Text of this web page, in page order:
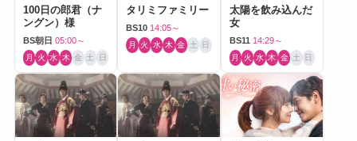
100日の郎君（ナ
ングン）様
BS朝日 05:00～
月 火 水 木 金 土 日
タリミファミリー
BS10 14:05～
月 火 水 木 金 土 日
太陽を飲み込んだ
女
BS11 14:29～
月 火 水 木 金 土 日